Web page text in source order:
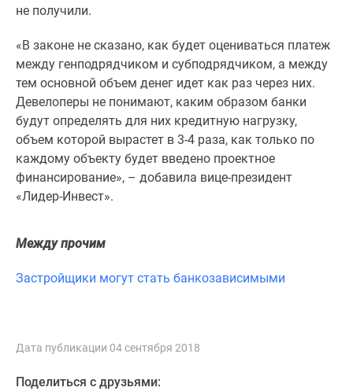
Военная
ипотека
Банки
программы
Медиа
Новости
недвижимости
Мнение
рынка
Экспертиза
не получили.
«В законе не сказано, как будет оцениваться платеж
между генподрядчиком и субподрядчиком, а между
тем основной объем денег идет как раз через них.
Девелоперы не понимают, каким образом банки
будут определять для них кредитную нагрузку,
объем которой вырастет в 3-4 раза, как только по
каждому объекту будет введено проектное
финансирование», – добавила вице-президент
«Лидер-Инвест».
Между прочим
Застройщики могут стать банкозависимыми
Дата публикации 04 сентября 2018
Поделиться с друзьями: